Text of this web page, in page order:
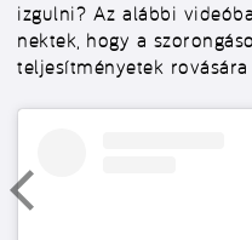
izgulni? Az alábbi
nektek, hogy a
teljesítményetek rovására